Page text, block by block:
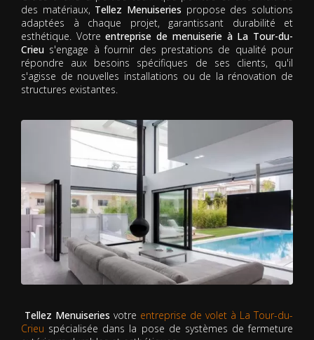
des matériaux, Tellez Menuiseries propose des solutions
adaptées à chaque projet, garantissant durabilité et
esthétique. Votreentreprise de menuiserie à La Tour-du-
Crieu s'engage à fournir des prestations de qualité pour
répondre aux besoins spécifiques de ses clients, qu'il
s'agisse de nouvelles installations ou de la rénovation de
structures existantes.
Tellez Menuiseries votre entreprise de volet à La Tour-du-
Crieu spécialisée dans la pose de systèmes de fermeture